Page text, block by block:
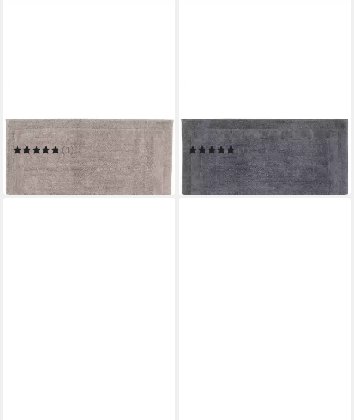
1000
(1)
129,90 €
leider ausverkauft
1000
(1)
123,41 €
in 2-3 Werktagen bei dir